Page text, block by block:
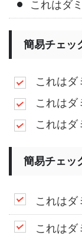
これはダ
簡易チェッ
これはダ
これはダ
これはダ
簡易チェッ
これはダ
これはダ